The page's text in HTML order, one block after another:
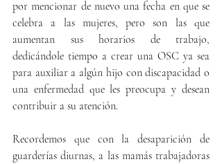
por mencionar de nuevo una fecha en que se
celebra a las mujeres, pero son las que
aumentan sus horarios de trabajo,
dedicándole tiempo a crear una OSC ya sea
para auxiliar a algún hijo con discapacidad o
una enfermedad que les preocupa y desean
contribuir a su atención.
Recordemos que con la desaparición de
guarderías diurnas, a las mamás trabajadoras